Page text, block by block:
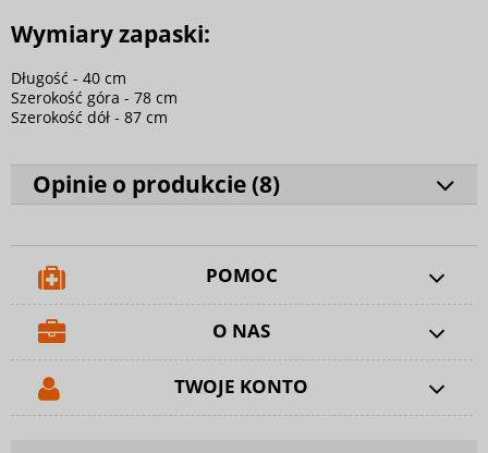
Wymiary zapaski:
Długość - 40 cm
Szerokość góra - 78 cm
Szerokość dół - 87 cm
Opinie o produkcie (8)
POMOC
O NAS
TWOJE KONTO